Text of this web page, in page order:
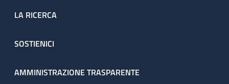
LA RICERCA
SOSTIENICI
AMMINISTRAZIONE TRASPARENTE